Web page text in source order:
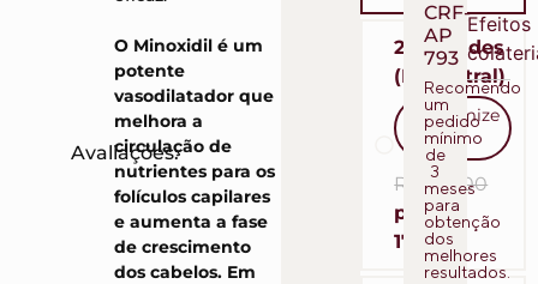
Avaliações:
O Minoxidil é um
potente
vasodilatador que
melhora a
circulação de
nutrientes para os
folículos capilares
e aumenta a fase
de crescimento
dos cabelos. Em
2 unidades
(Bimestral)
Economize
R$ 10
R$ 180,00
por R$
170,00
CRF-
AP
793
Recomendo
um
pedido
mínimo
de
3
meses
para
obtenção
dos
melhores
resultados.
Efeitos